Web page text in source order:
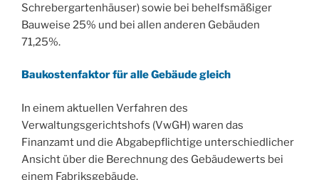
Schrebergartenhäuser) sowie bei behelfsmäßiger
Bauweise 25% und bei allen anderen Gebäuden
71,25%.
Baukostenfaktor für alle Gebäude gleich
In einem aktuellen Verfahren des
Verwaltungsgerichtshofs (VwGH) waren das
Finanzamt und die Abgabepflichtige unterschiedlicher
Ansicht über die Berechnung des Gebäudewerts bei
einem Fabriksgebäude.